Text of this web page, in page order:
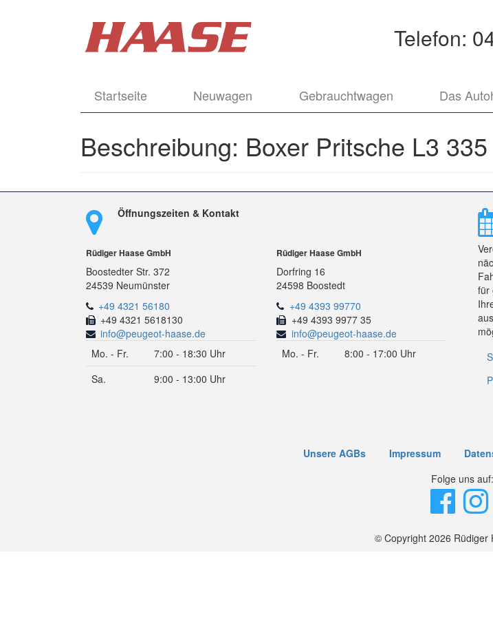
Telefon:
Startseite Neuwagen Gebrauchtwagen Das
Beschreibung: Boxer Pritsche L3
Öffnungszeiten & Kontakt
Rüdiger Haase GmbH
Boostedter Str. 372
24539 Neumünster
+49 4321 56180
+49 4321 5618130
info@peugeot-haase.de
Mo. - Fr.
7:00 - 18:30 Uhr
Sa.
9:00 - 13:00 Uhr
Rüdiger Haase GmbH
Dorfring 16
24598 Boostedt
+49 4393 99770
+49 4393 9977 35
info@peugeot-haase.de
Mo. - Fr.
8:00 - 17:00 Uhr
für
Unsere AGBs Impressum
Folge uns auf:
© Copyright 2026 Rüdiger